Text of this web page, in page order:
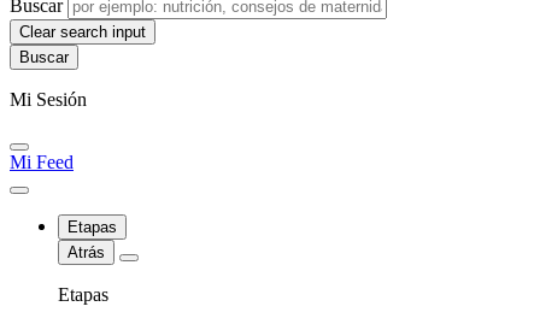
Buscar
Clear search input
Mi Sesión
Mi Feed
Etapas
Atrás
Etapas